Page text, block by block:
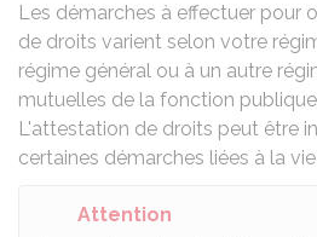
Les démarches à effectuer pour
de droits varient selon votre
régime général ou à un autre
mutuelles de la fonction
L'attestation de droits peut être
certaines démarches liées à la
Attention